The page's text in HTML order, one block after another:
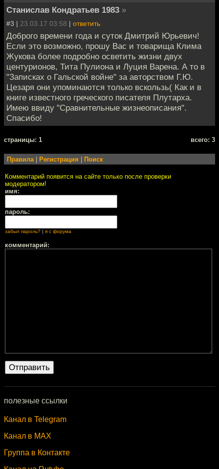
Станислав Кондратьев 1983 »
#3 | 23.03.17 03:58 | ответить
Доброго времени года и суток Дмитрий Юрьевич!
Если это возможно, прошу Вас и товарища Клима
Жукова более подробно осветить жизни двух
центурионов, Тита Пулиона и Луция Варена. А то в
"Записках о Гальской войне" за авторством Г.Ю.
Цезаря они упоминаются только вскользь( Как и в
книге известного греческого писателя Плутарха.
Имею ввиду "Сравнительные жизнеописания".
Спасибо!
cтраницы: 1 всего: 3
Правила | Регистрация | Поиск
Комментарий появится на сайте только после проверки
модератором!
имя:
пароль:
забыл пароль? | я с форума
комментарий:
полезные ссылки
Канал в Telegram
Канал в MAX
Группа в Контакте